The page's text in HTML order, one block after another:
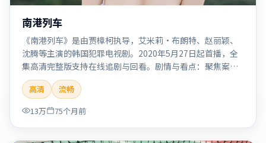
南港列车
《南港列车》是由贾樟柯执导，艾米莉·布朗特、赵丽颖、
沈腾等主演的韩国犯罪电视剧。2020年5月27日起首播，全
集高清完整版支持在线追剧与回看。剧情与看点：聚焦案件
与人性灰色地带，张力十足，兼具社会观察与戏剧冲突。本
片适合检索「南港列车」「贾樟柯」「犯罪」「韩国」
「2020」「2020-05-27上映」等关键词的影迷阅读简介与主
创信息。
高清
流畅
13万
75个月前